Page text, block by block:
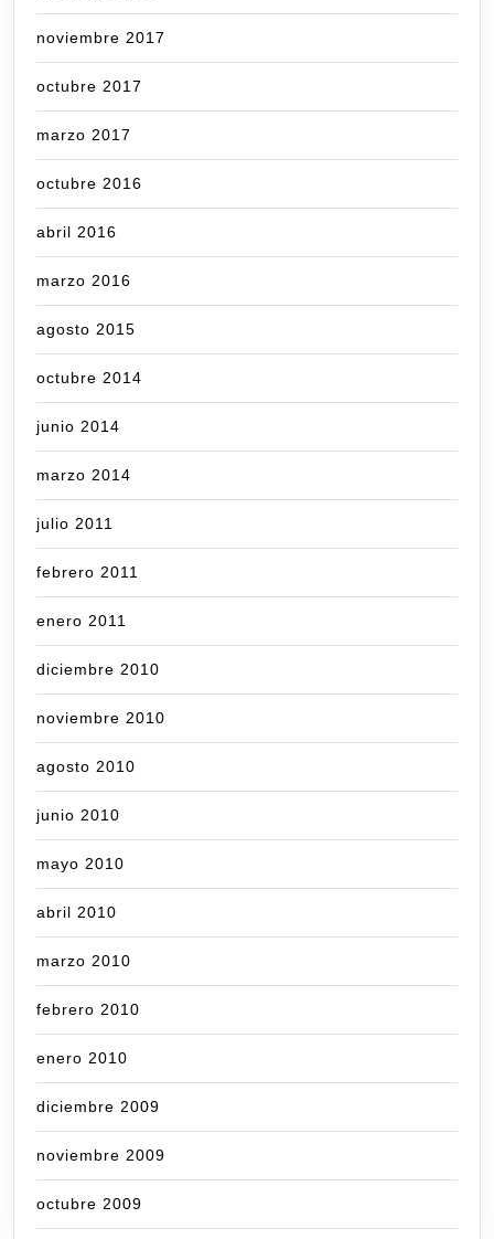
noviembre 2017
octubre 2017
marzo 2017
octubre 2016
abril 2016
marzo 2016
agosto 2015
octubre 2014
junio 2014
marzo 2014
julio 2011
febrero 2011
enero 2011
diciembre 2010
noviembre 2010
agosto 2010
junio 2010
mayo 2010
abril 2010
marzo 2010
febrero 2010
enero 2010
diciembre 2009
noviembre 2009
octubre 2009